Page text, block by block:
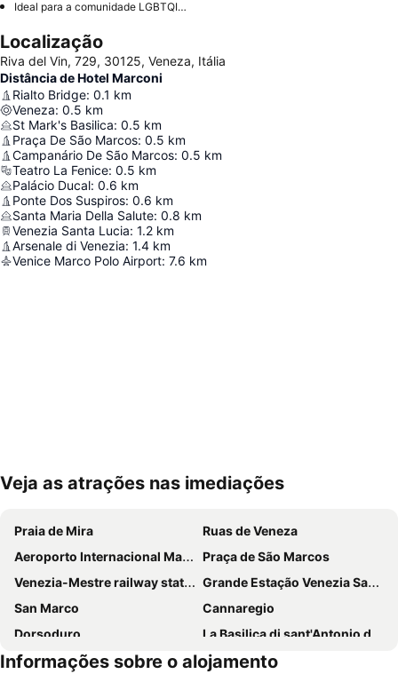
Ideal para a comunidade LGBTQIA+
Localização
Riva del Vin, 729, 30125, Veneza, Itália
Distância de Hotel Marconi
Rialto Bridge: 0.1 km
Veneza: 0.5 km
St Mark's Basilica: 0.5 km
Praça De São Marcos: 0.5 km
Campanário De São Marcos: 0.5 km
Teatro La Fenice: 0.5 km
Palácio Ducal: 0.6 km
Ponte Dos Suspiros: 0.6 km
Santa Maria Della Salute: 0.8 km
Venezia Santa Lucia: 1.2 km
Arsenale di Venezia: 1.4 km
Venice Marco Polo Airport: 7.6 km
Ampliar mapa
Veja as atrações nas imediações
Praia de Mira
Ruas de Veneza
Aeroporto Internacional Marco Polo
Praça de São Marcos
Venezia-Mestre railway station
Grande Estação Venezia Santa Lucia
San Marco
Cannaregio
Dorsoduro
La Basilica di sant'Antonio di Padova
Marghera
Padova Central Station
Informações sobre o alojamento